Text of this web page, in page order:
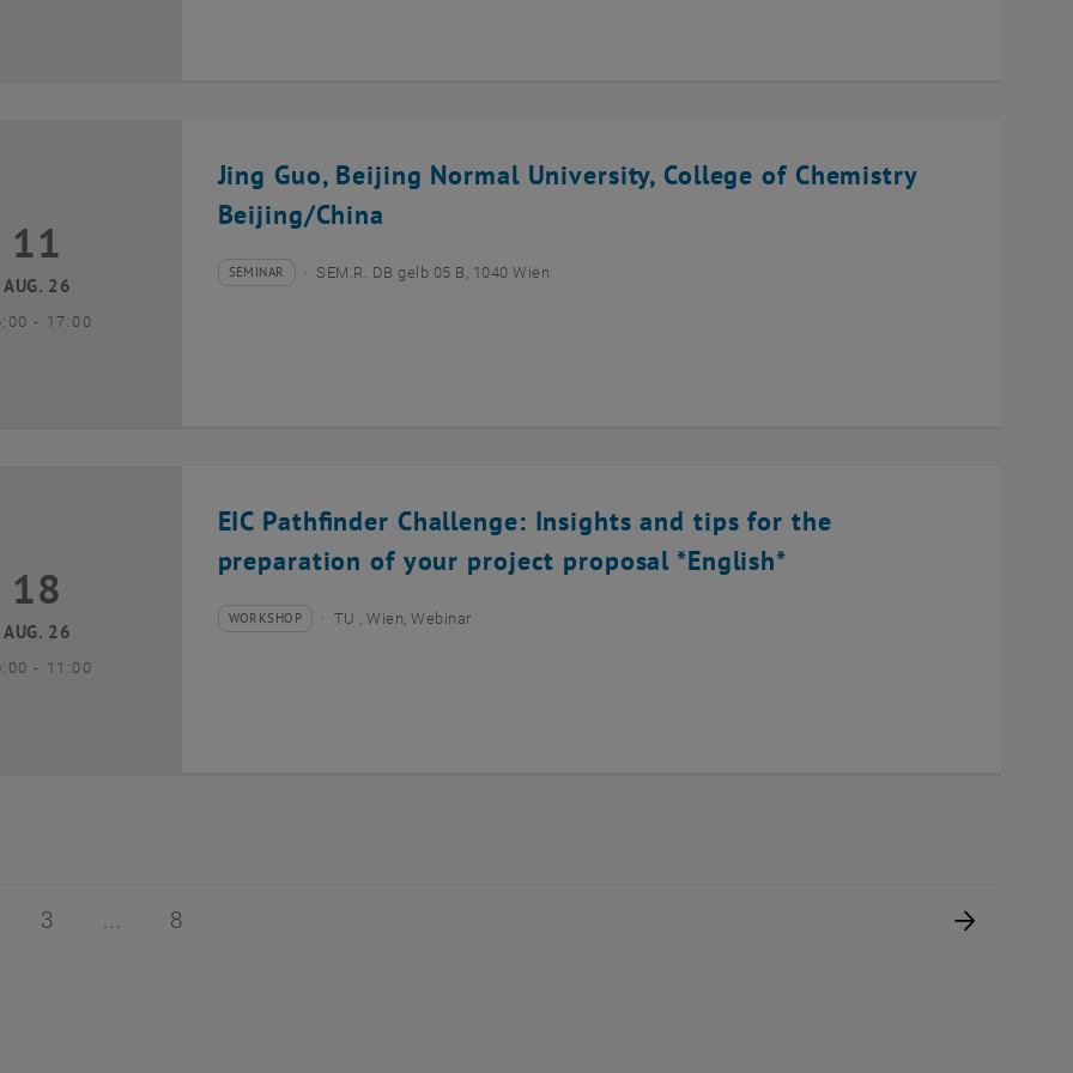
Jing Guo, Beijing Normal University, College of Chemistry
Beijing/China
August 2026
11
AUG. 26
- bis
17:00
Veranstaltungstyp:
SEMINAR
Veranstaltungsort:SEM.R. DB gelb 05 B, 1040 Wien
EIC Pathfinder Challenge: Insights and tips for the
preparation of your project proposal *English*
August 2026
18
AUG. 26
- bis
11:00
Veranstaltungstyp:
WORKSHOP
Veranstaltungsort:TU , Wien, Webinar
8
2 von 8
Seite 3 von 8
3 Seite 8 von 8
8